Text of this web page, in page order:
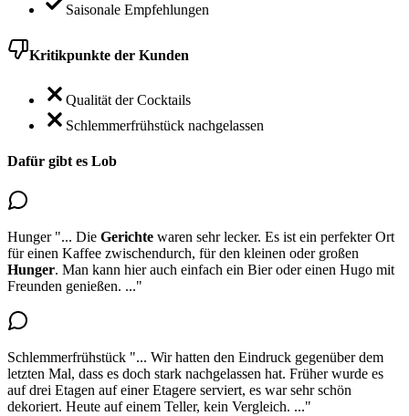
Saisonale Empfehlungen
Kritikpunkte der Kunden
Qualität der Cocktails
Schlemmerfrühstück nachgelassen
Dafür gibt es Lob
Hunger "... Die Gerichte waren sehr lecker. Es ist ein perfekter Ort
für einen Kaffee zwischendurch, fürden kleinen oder großen
Hunger. Man kann hier auch einfach ein Bier oder einen Hugo mit
Freunden genießen. ..."
Schlemmerfrühstück "... Wir hatten den Eindruck gegenüber dem
letzten Mal, dass es doch stark nachgelassen hat. Früher wurde es
auf drei Etagen auf einer Etagere serviert, es war sehr schön
dekoriert. Heute auf einem Teller, kein Vergleich. ..."